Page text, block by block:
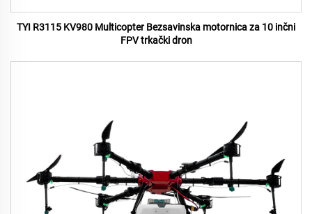
TYI R3115 KV980 Multicopter Bezsavinska motornica za 10 inčni
FPV trkački dron